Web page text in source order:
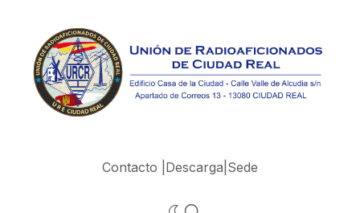
Contacto | Descarga| Sede